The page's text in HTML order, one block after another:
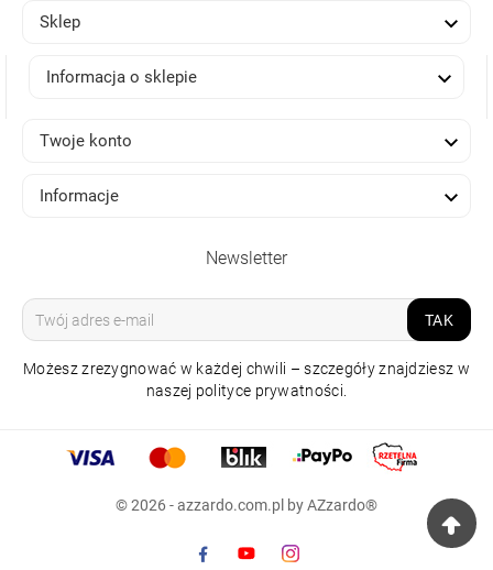
SOVANA PENDANT 45
CCT CZARNA Z
825,00 zł
10x 82.50 zł
Sklep 
Informacja o sklepie 
Twoje konto 
Informacje 
Newsletter
TAK
Możesz zrezygnować w każdej chwili – szczegóły znajdziesz w
naszej polityce prywatności.
© 2026 - azzardo.com.pl by AZzardo®